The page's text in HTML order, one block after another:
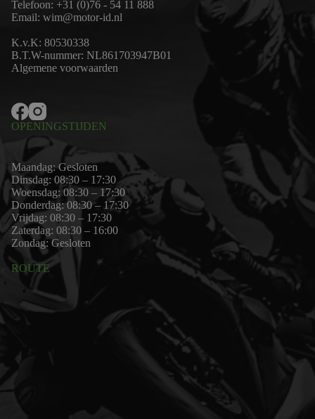
Telefoon: +31 (0)76 - 54 11 888
Email: wim@motor-id.nl
K.v.K: 80530338
B.T.W-nummer: NL861703947B01
Algemene voorwaarden
OPENINGSTIJDEN
Maandag: Gesloten
Dinsdag: 08:30 – 17:30
Woensdag: 08:30 – 17:30
Donderdag: 08:30 – 17:30
Vrijdag: 08:30 – 17:30
Zaterdag: 08:30 – 16:00
Zondag: Gesloten
ROUTE